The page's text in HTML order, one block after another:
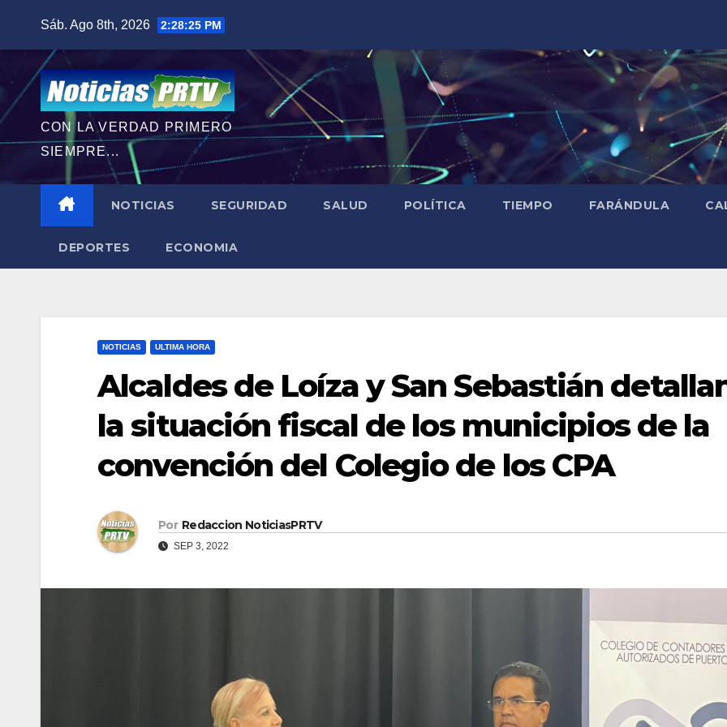
contenido
Sáb. Ago 8th, 2026 2:28:26 PM
CON LA VERDAD PRIMERO
SIEMPRE...
NOTICIAS SEGURIDAD SALUD POLÍTICA TIEMPO FARÁNDULA
DEPORTES ECONOMIA
NOTICIAS ULTIMA HORA
Alcaldes de Loíza y San Sebastián
la situación fiscal de los municipios de la
convención del Colegio de los CPA
Por Redaccion NoticiasPRTV
SEP 3, 2022